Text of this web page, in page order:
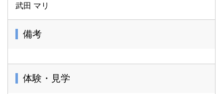
武田 マリ
備考
体験・見学